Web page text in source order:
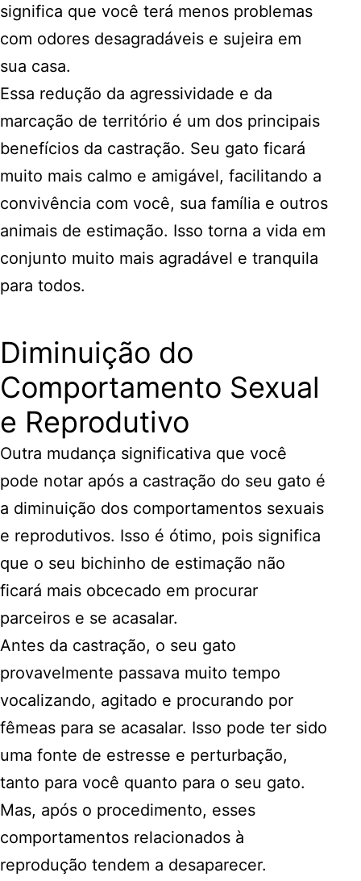
significa que você terá menos problemas
com odores desagradáveis e sujeira em
sua casa.
Essa redução da agressividade e da
marcação de território é um dos principais
benefícios da castração. Seu gato ficará
muito mais calmo e amigável, facilitando a
convivência com você, sua família e outros
animais de estimação. Isso torna a vida em
conjunto muito mais agradável e tranquila
para todos.
Diminuição do
Comportamento Sexual
e Reprodutivo
Outra mudança significativa que você
pode notar após a castração do seu gato é
a diminuição dos comportamentos sexuais
e reprodutivos. Isso é ótimo, pois significa
que o seu bichinho de estimação não
ficará mais obcecado em procurar
parceiros e se acasalar.
Antes da castração, o seu gato
provavelmente passava muito tempo
vocalizando, agitado e procurando por
fêmeas para se acasalar. Isso pode ter sido
uma fonte de estresse e perturbação,
tanto para você quanto para o seu gato.
Mas, após o procedimento, esses
comportamentos relacionados à
reprodução tendem a desaparecer.